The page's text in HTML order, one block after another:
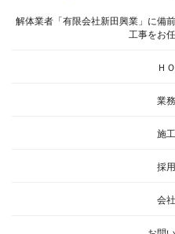
解体業者「有限会社新田興業」に備
工事をお
Ｈ
業
施
採
会